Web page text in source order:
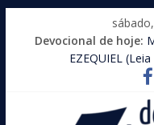
Devocional de hoje:
EZEQUIEL